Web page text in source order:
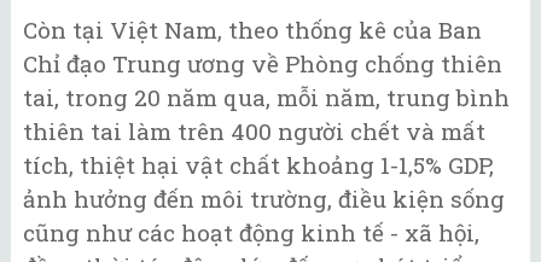
Còn tại Việt Nam, theo thống kê của Ban
Chỉ đạo Trung ương về Phòng chống thiên
tai, trong 20 năm qua, mỗi năm, trung bình
thiên tai làm trên 400 người chết và mất
tích, thiệt hại vật chất khoảng 1-1,5% GDP,
ảnh hưởng đến môi trường, điều kiện sống
cũng như các hoạt động kinh tế - xã hội,